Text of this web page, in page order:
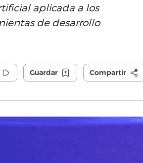
aplicada a los
de desarrollo
Guardar Compartir